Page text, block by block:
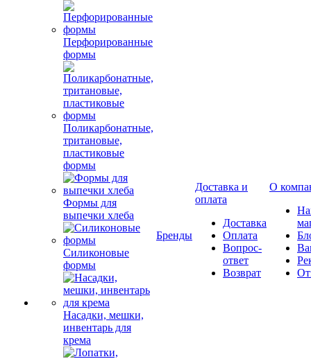
Перфорированные
формы
Поликарбонатные,
тритановые,
пластиковые
формы
Формы для
выпечки хлеба
Силиконовые
формы
Насадки, мешки,
инвентарь для
крема
Бренды
Доставка и
оплата
Доставка
Оплата
Вопрос-
ответ
Возврат
О